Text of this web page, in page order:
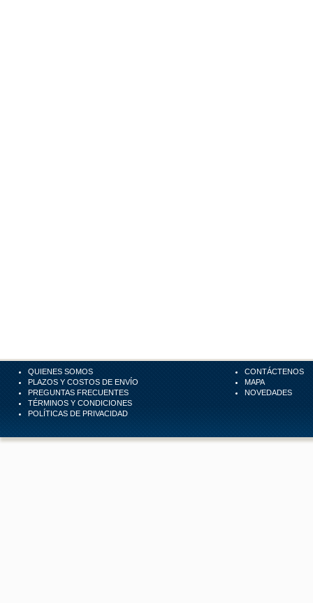
QUIENES SOMOS
PLAZOS Y COSTOS DE ENVÍO
PREGUNTAS FRECUENTES
TÉRMINOS Y CONDICIONES
POLÍTICAS DE PRIVACIDAD
CONTÁCTENOS
MAPA
NOVEDADES